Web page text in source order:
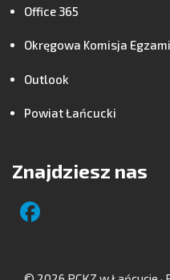
Office 365
Okręgowa Komisja
Outlook
Powiat Łańcucki
Znajdziesz nas